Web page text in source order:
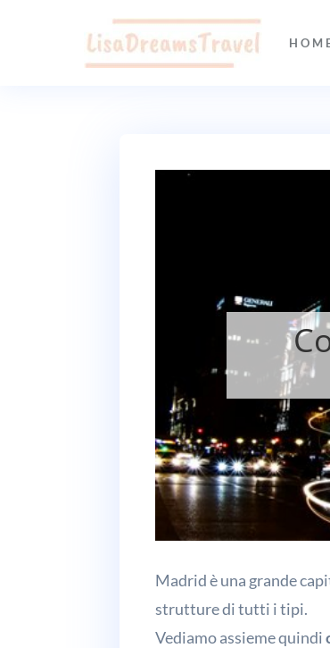
Madrid è una grande
strutture di tutti i tipi.
Vediamo assieme quindi